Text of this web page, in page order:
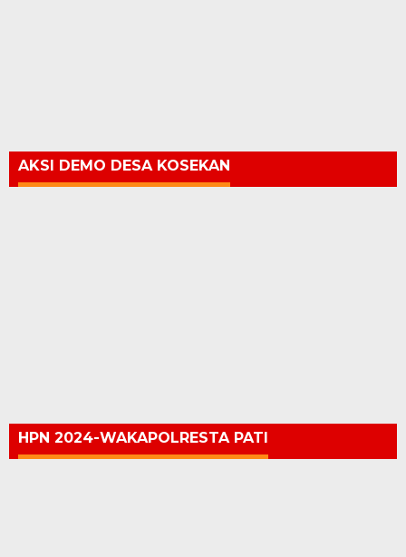
AKSI DEMO DESA KOSEKAN
HPN 2024-WAKAPOLRESTA PATI